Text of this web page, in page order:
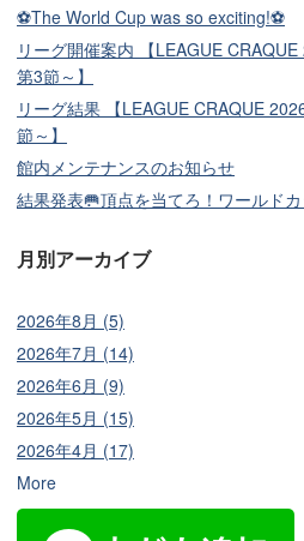
⚽The World Cup was so exciting!⚽
リーグ開催案内 【LEAGUE
第3節～】
リーグ結果 【LEAGUE CRAQUE
節～】
館内メンテナンスのお知らせ
結果発表🥅頂点を当てろ！ワールド
月別アーカイブ
2026年8月 (5)
2026年7月 (14)
2026年6月 (9)
2026年5月 (15)
2026年4月 (17)
More